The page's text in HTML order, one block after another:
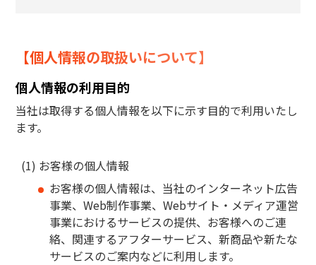
【個人情報の取扱いについて】
個人情報の利用目的
当社は取得する個人情報を以下に示す目的で利用いたし
ます。
お客様の個人情報
お客様の個人情報は、当社のインターネット広告
事業、Web制作事業、Webサイト・メディア運営
事業におけるサービスの提供、お客様へのご連
絡、関連するアフターサービス、新商品や新たな
サービスのご案内などに利用します。